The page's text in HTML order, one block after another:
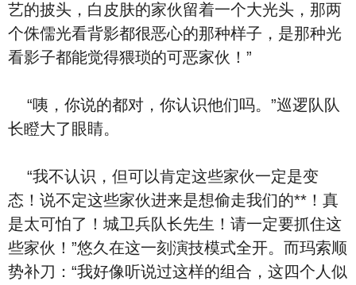
艺的披头，白皮肤的家伙留着一个大光头，那两
个侏儒光看背影都很恶心的那种样子，是那种光
看影子都能觉得猥琐的可恶家伙！”
“咦，你说的都对，你认识他们吗。”巡逻队队
长瞪大了眼睛。
“我不认识，但可以肯定这些家伙一定是变
态！说不定这些家伙进来是想偷走我们的**！真
是太可怕了！城卫兵队长先生！请一定要抓住这
些家伙！”悠久在这一刻演技模式全开。而玛索顺
势补刀：“我好像听说过这样的组合，这四个人似